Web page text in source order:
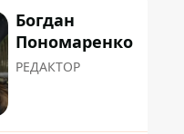
Богдан
Пономаренко
РЕДАКТОР